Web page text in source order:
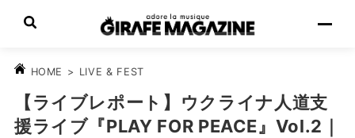
HOME > LIVE & FEST
【ライブレポート】ウクライナ人道支
援ライブ『PLAY FOR PEACE』Vol.2｜